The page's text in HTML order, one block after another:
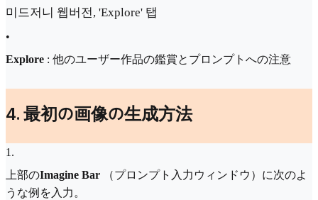
미드저니 웹버전, 'Explore' 탭
•
Explore : 他のユーザー作品の鑑賞とプロンプトへの注意
4. 最初の画像の生成方法
1 .
上部のImagine Bar （プロンプト入力ウィンドウ）に次のよ
うな例を入力。